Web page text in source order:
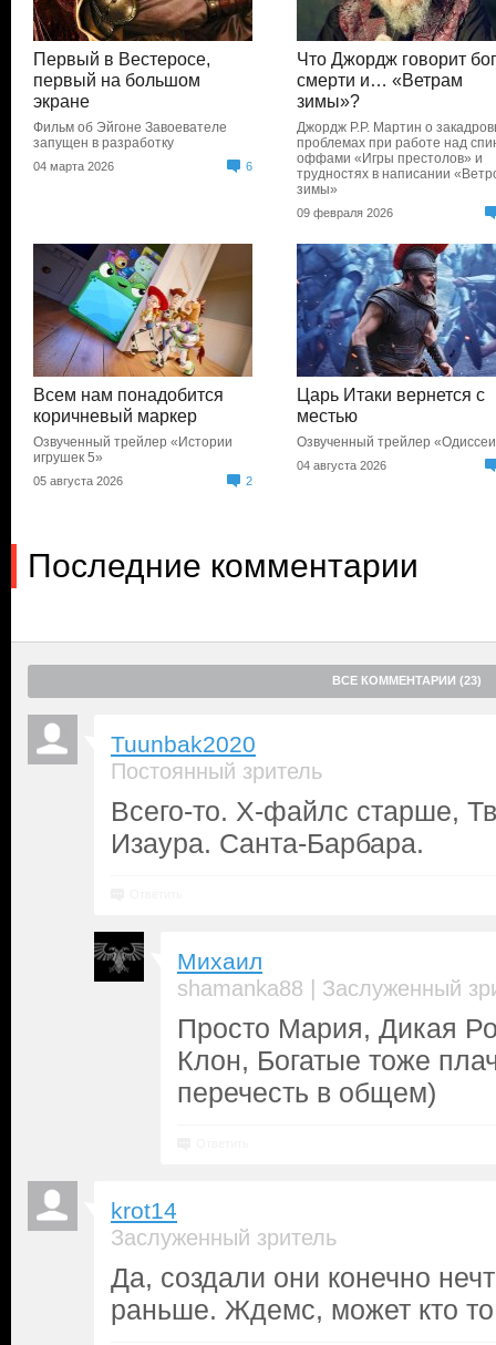
Первый в Вестеросе,
первый на большом
экране
Фильм об Эйгоне Завоевателе
запущен в разработку
04 марта 2026 6
Что Джордж говорит
смерти и… «Ветрам
зимы»?
Джордж Р.Р. Мартин о
проблемах при работе над
оффами «Игры престолов» и
трудностях в написании
зимы»
09 февраля 2026
Всем нам понадобится
коричневый маркер
Озвученный трейлер «Истории
игрушек 5»
05 августа 2026 2
Царь Итаки вернется с
местью
Озвученный трейлер
04 августа 2026
Последние комментарии
ВСЕ КОММЕНТАРИИ (23)
Tuunbak2020
Постоянный зритель
Всего-то. Х-файлс старше,
Изаура. Санта-Барбара.
Михаил
shamanka88 | Заслуженный
Просто Мария, Дикая
Клон, Богатые тоже
перечесть в общем)
krot14
Заслуженный зритель
Да, создали они конечно
раньше. Ждемс, может кто